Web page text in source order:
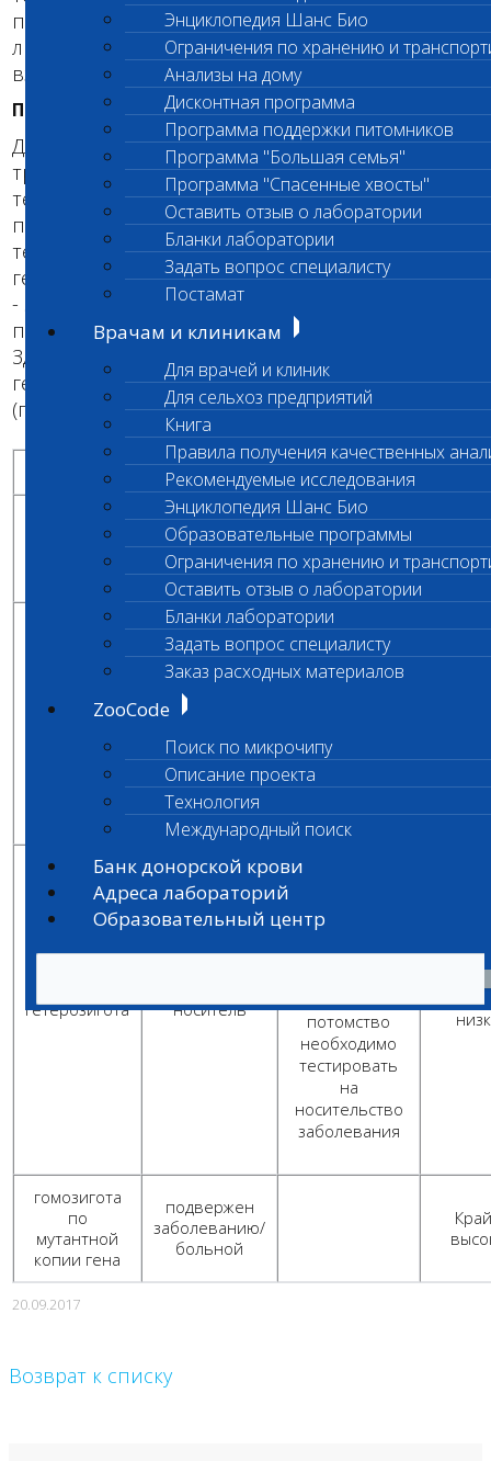
Энциклопедия Шанс Био
Ограничения по хранению и
Анализы на дому
Дисконтная программа
Программа поддержки питомников
Программа "Большая семья"
Программа "Спасенные хвосты"
Оставить отзыв о лаборатории
Бланки лаборатории
Задать вопрос специалисту
Постамат
Врачам и клиникам
Для врачей и клиник
Для сельхоз предприятий
Книга
Правила получения качественных
Рекомендуемые исследования
Энциклопедия Шанс Био
Образовательные программы
Ограничения по хранению и
Оставить отзыв о лаборатории
Бланки лаборатории
Задать вопрос специалисту
Заказ расходных материалов
ZooCode
Поиск по микрочипу
Описание проекта
Технология
Международный поиск
Банк донорской крови
Адреса лабораторий
Образовательный центр
проявились. Тестирование можно проводить в
любом возрасте: как для щенков, так и для
взрослых собак.
ПРОВЕДЕНИЕ ГЕНЕТИЧЕСКОГО ТЕСТА.
Для проведения генетического теста
требуется проба крови Вашей собаки. При
тестировании анализируется мутация в ДНК,
приводящая к развитию заболевания. В
тесте выявляют дефектную (мутантную) копию
гена и нормальную копию гена. Результат теста
- это определениегенотипа
позволяет разделить животных на три группы:
Здоровые (гомозиготы по нормальной копии
гена), Носители (гетерозиготы) и Больные
(гомозиготы по мутации).
Возможные результаты ДНК-теста
группа риска
Рекомендации
по
планированию
вязок
копии гена
можно
скрещивать с
любой
рождения
больного
гетерозигота носитель
1) если вязка
допускается
скрещивание
со здоровыми
2) полученное
потомство
необходимо
тестировать
на
носительство
заболевания
гомозигота
по
мутантной
копии гена
подвержен
заболеванию/
больной
20.09.2017
Возврат к списку